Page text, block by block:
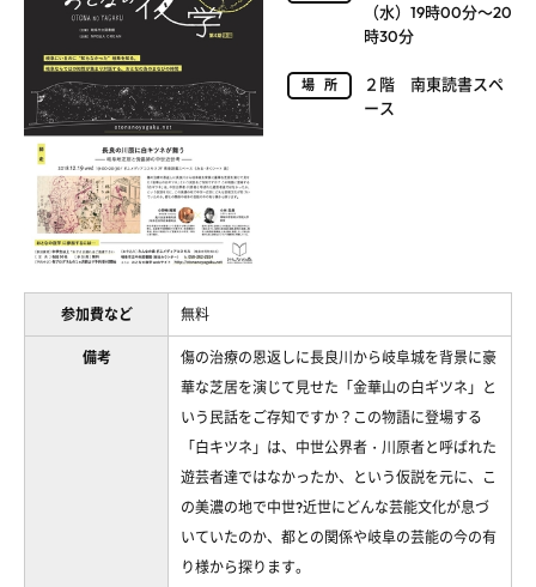
（水）19時00分～20
時30分
場所
２階 南東読書スペ
ース
参加費など 無料
備考
傷の治療の恩返しに長良川から岐阜城を背景に豪
華な芝居を演じて見せた「金華山の白ギツネ」と
いう民話をご存知ですか？この物語に登場する
「白キツネ」は、中世公界者・川原者と呼ばれた
遊芸者達ではなかったか、という仮説を元に、こ
の美濃の地で中世?近世にどんな芸能文化が息づ
いていたのか、都との関係や岐阜の芸能の今の有
り様から探ります。